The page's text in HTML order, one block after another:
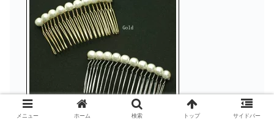
メニュー ホーム 検索 トップ サイドバー